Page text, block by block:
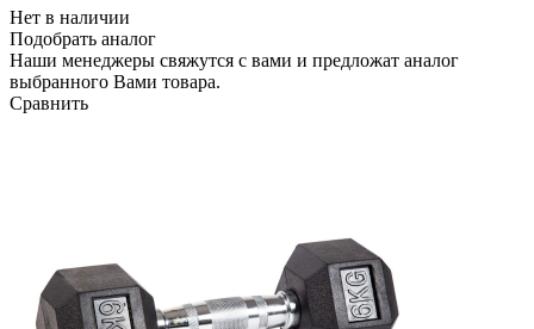
Нет в наличии
Подобрать аналог
Наши менеджеры свяжутся с вами и предложат аналог
выбранного Вами товара.
Сравнить